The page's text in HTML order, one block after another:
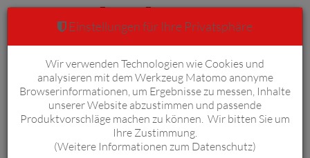
Anmelden Warenkorb 0
Einstellungen für Ihre Privatsphäre
Wir verwenden Technologien wie Cookies und
analysieren mit dem Werkzeug Matomo anonyme
Browserinformationen, um Ergebnisse zu messen, Inhalte
unserer Website abzustimmen und passende
Produktvorschläge machen zu können. Wir bitten Sie um
Ihre Zustimmung.
(Weitere Informationen zum Datenschutz)